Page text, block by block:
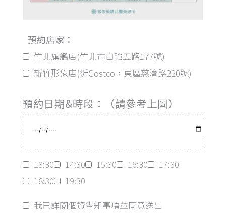
預約店家：
竹北旗艦店(竹北市自強五路177號)
新竹形象店(近Costco，東區慈濟路220號)
預約日期&時段：（請參考上圖）
13:30 14:30 15:30 16:30
17:30
18:30
19:30
我已詳閱個資告知事項並同意送出